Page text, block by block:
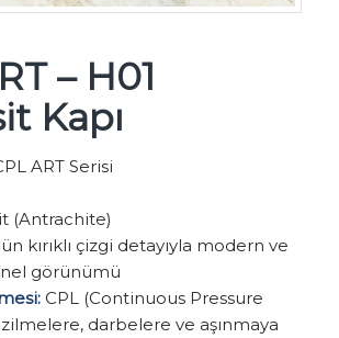
– H01
Kapı
ART Serisi
(Antrachite)
kırıklı çizgi detayıyla modern ve
görünümü
CPL (Continuous Pressure
darbelere ve aşınmaya